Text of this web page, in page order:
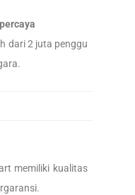
dari 2 juta penggu
memiliki kualitas